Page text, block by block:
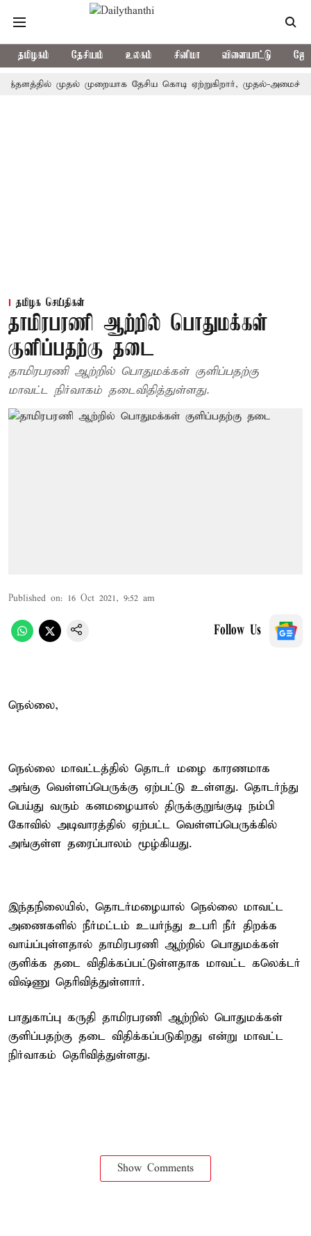
தமிழகம் தேசியம் உலகம் சினிமா விளையாட்டு
முதல் முறையாக தேசிய கொடி ஏற்றுகிறார், முதல்-அமைச்சர் விஜய்!
தமிழக செய்திகள்
தாமிரபரணி ஆற்றில் பொதுமக்கள்
குளிப்பதற்கு தடை
தாமிரபரணி ஆற்றில் பொதுமக்கள் குளிப்பதற்கு
மாவட்ட நிர்வாகம் தடைவிதித்துள்ளது.
Published on: 16 Oct 2021, 9:52 am
Follow Us
நெல்லை,
நெல்லை மாவட்டத்தில் தொடர் மழை காரணமாக
அங்கு வெள்ளப்பெருக்கு ஏற்பட்டு உள்ளது. தொடர்ந்து
பெய்து வரும் கனமழையால் திருக்குறுங்குடி நம்பி
கோவில் அடிவாரத்தில் ஏற்பட்ட வெள்ளப்பெருக்கில்
அங்குள்ள தரைப்பாலம் மூழ்கியது.
இந்தநிலையில், தொடர்மழையால் நெல்லை மாவட்ட
அணைகளில் நீர்மட்டம் உயர்ந்து உபரி நீர் திறக்க
வாய்ப்புள்ளதால் தாமிரபரணி ஆற்றில் பொதுமக்கள்
குளிக்க தடை விதிக்கப்பட்டுள்ளதாக மாவட்ட கலெக்டர்
விஷ்ணு தெரிவித்துள்ளார்.
பாதுகாப்பு கருதி தாமிரபரணி ஆற்றில் பொதுமக்கள்
குளிப்பதற்கு தடை விதிக்கப்படுகிறது என்று மாவட்ட
நிர்வாகம் தெரிவித்துள்ளது.
Show Comments